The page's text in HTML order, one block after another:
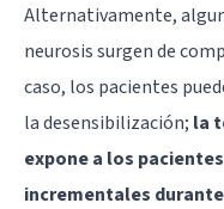
Alternativamente,
neurosis surgen de
caso, los pacientes
la desensibilización; la
expone a los
incrementales